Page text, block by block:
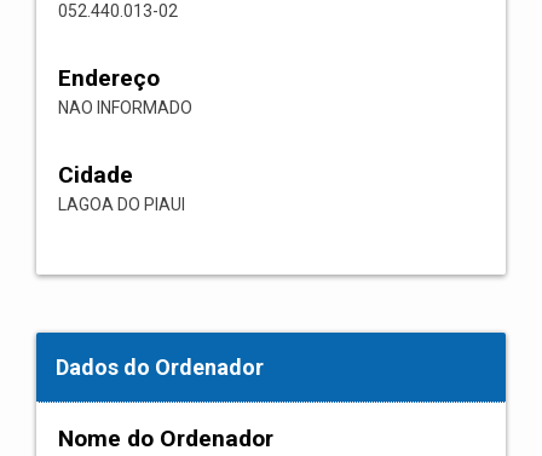
052.440.013-02
Endereço
NAO INFORMADO
Cidade
LAGOA DO PIAUI
Dados do Ordenador
Nome do Ordenador